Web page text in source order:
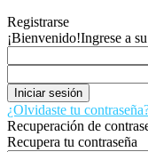
Registrarse
¡Bienvenido!Ingrese a
¿Olvidaste tu
Recuperación de
Recupera tu contraseña